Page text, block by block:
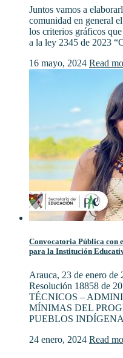
Juntos vamos a
comunidad en general
los criterios gráficos
a la ley 2345 de 2023
16 mayo, 2024 Read
Convocatoria Pública con
para la Institución
Arauca, 23 de enero de
Resolución 18858 de
TÉCNICOS –
MÍNIMAS DEL
PUEBLOS
24 enero, 2024 Read